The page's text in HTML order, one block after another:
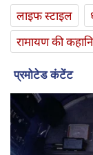
लाइफ स्‍टाइल
रामायण की